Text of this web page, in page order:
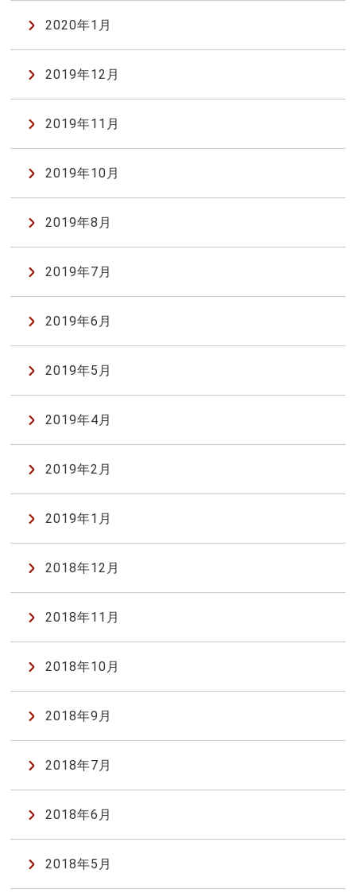
2020年1月
2019年12月
2019年11月
2019年10月
2019年8月
2019年7月
2019年6月
2019年5月
2019年4月
2019年2月
2019年1月
2018年12月
2018年11月
2018年10月
2018年9月
2018年7月
2018年6月
2018年5月